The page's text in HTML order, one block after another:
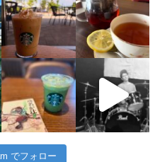
でフォロー